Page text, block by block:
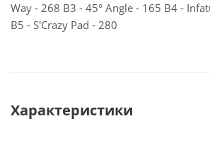
Way - 268 B3 - 45° Angle - 165 B4 -
B5 - S'Crazy Pad - 280
Характеристики